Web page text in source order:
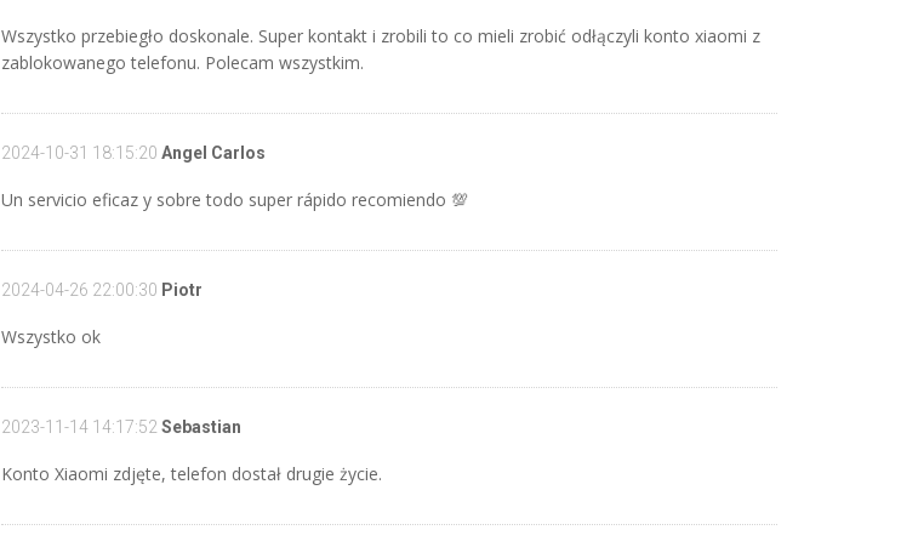
Wszystko przebiegło doskonale. Super kontakt i zrobili to co mieli zrobić odłączyli konto xiaomi z
zablokowanego telefonu. Polecam wszystkim.
2024-10-31 18:15:20 Angel Carlos
Un servicio eficaz y sobre todo super rápido recomiendo 💯
2024-04-26 22:00:30 Piotr
Wszystko ok
2023-11-14 14:17:52 Sebastian
Konto Xiaomi zdjęte, telefon dostał drugie życie.